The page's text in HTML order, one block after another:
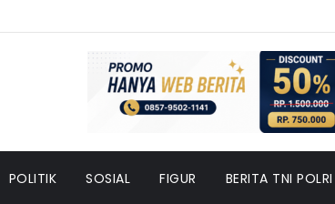
POLITIK SOSIAL FIGUR BERITA TNI POLRI